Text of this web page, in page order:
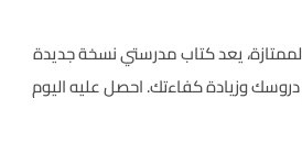
يعد كتاب مدرستي نسخة جديدة
وزيادة كفاءتك. احصل عليه اليوم